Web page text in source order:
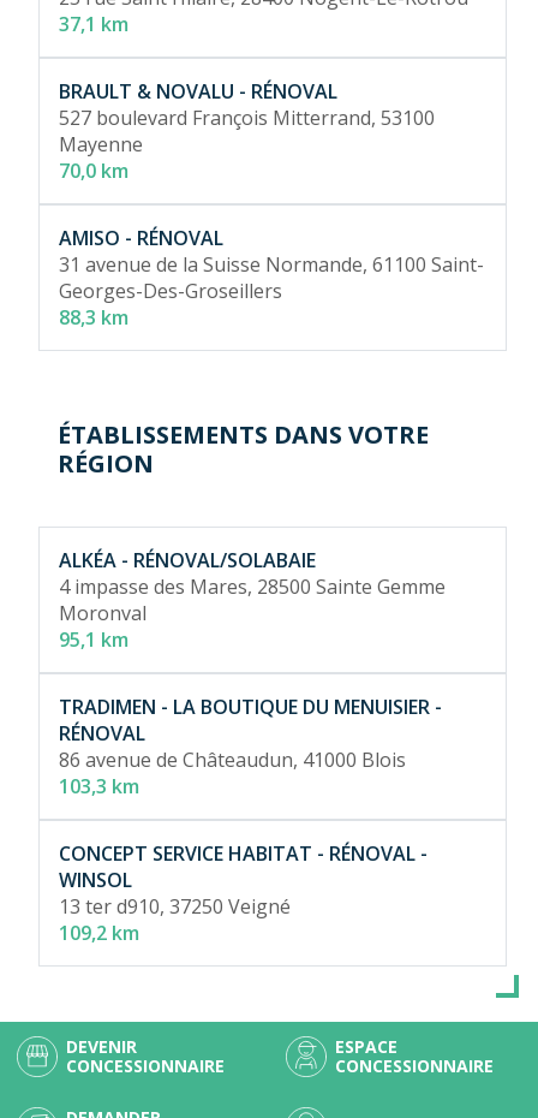
37,1 km
BRAULT & NOVALU - RÉNOVAL
527 boulevard François Mitterrand, 53100
Mayenne
70,0 km
AMISO - RÉNOVAL
31 avenue de la Suisse Normande, 61100 Saint-
Georges-Des-Groseillers
88,3 km
ÉTABLISSEMENTS DANS VOTRE
RÉGION
ALKÉA - RÉNOVAL/SOLABAIE
4 impasse des Mares, 28500 Sainte Gemme
Moronval
95,1 km
TRADIMEN - LA BOUTIQUE DU MENUISIER -
RÉNOVAL
86 avenue de Châteaudun, 41000 Blois
103,3 km
CONCEPT SERVICE HABITAT - RÉNOVAL -
WINSOL
13 ter d910, 37250 Veigné
109,2 km
DEVENIR
CONCESSIONNAIRE
ESPACE
CONCESSIONNAIRE